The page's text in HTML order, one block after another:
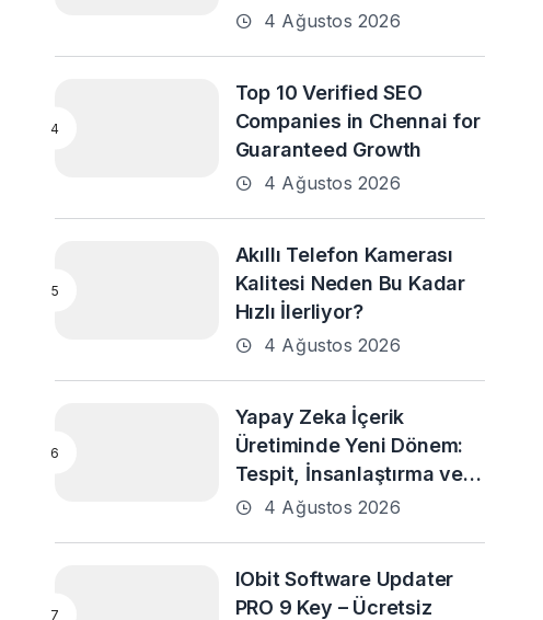
4 Ağustos 2026
Top 10 Verified SEO
Companies in Chennai for
Guaranteed Growth
4 Ağustos 2026
Akıllı Telefon Kamerası
Kalitesi Neden Bu Kadar
Hızlı İlerliyor?
4 Ağustos 2026
Yapay Zeka İçerik
Üretiminde Yeni Dönem:
Tespit, İnsanlaştırma ve
Daha Fazlası
4 Ağustos 2026
IObit Software Updater
PRO 9 Key – Ücretsiz